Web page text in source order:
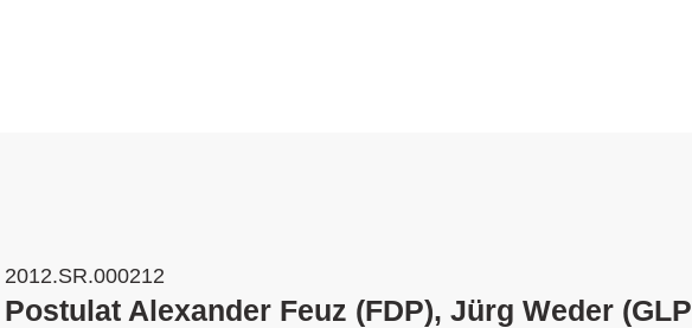
2012.SR.000212
Postulat Alexander Feuz (FDP), Jürg Weder